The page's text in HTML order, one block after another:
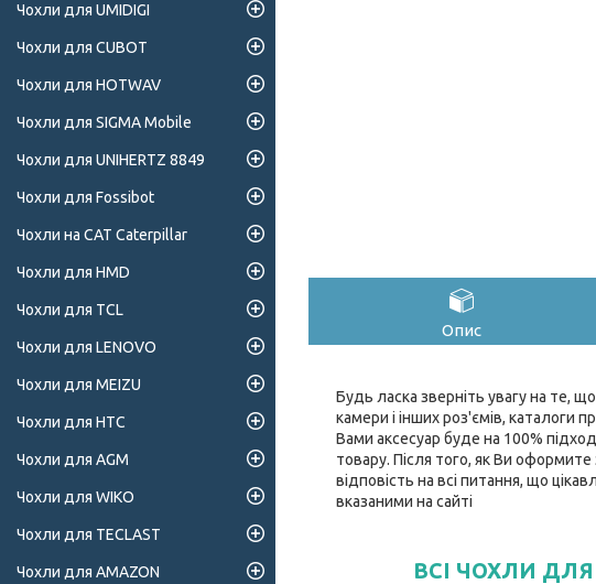
Опис
Будь ласка зверніть увагу на те,
камери і інших роз'ємів,
Вами аксесуар буде на 100%
товару. Після того, як Ви
відповість на всі питання, що
вказаними на сайті
ВСІ ЧОХЛИ
Чохли для UMIDIGI
Чохли для CUBOT
Чохли для HOTWAV
Чохли для SIGMA Mobile
Чохли для UNIHERTZ 8849
Чохли для Fossibot
Чохли на CAT Caterpillar
Чохли для HMD
Чохли для TCL
Чохли для LENOVO
Чохли для MEIZU
Чохли для HTC
Чохли для AGM
Чохли для WIKO
Чохли для TECLAST
Чохли для AMAZON